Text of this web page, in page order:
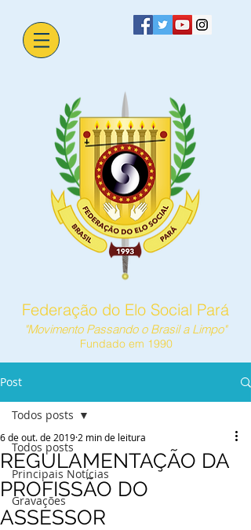
Federação do Elo Social Pará
"Movimento Passando o Brasil a Limpo"
Fundado em 1990
Post
Todos posts
Principais Notícias
Gravações
Todos posts
REGULAMENTAÇÃO DA
PROFISSÃO DO
ASSESSOR
6 de out. de 2019 2 min de leitura